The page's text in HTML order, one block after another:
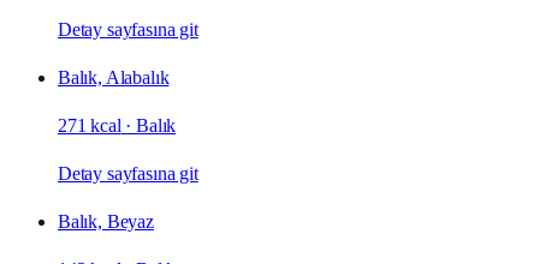
Detay sayfasına git
Balık, Alabalık
271 kcal ·Balık
Detay sayfasına git
Balık, Beyaz